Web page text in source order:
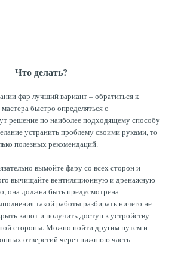
Что делать?
фар лучший вариант – обратиться к
быстро определяться с
решение по наиболее подходящему способу
устранить проблему своими руками, то
полезных рекомендаций.
вымойте фару со всех сторон и
вычищайте вентиляционную и дренажную
она должна быть предусмотрена
такой работы разбирать ничего не
капот и получить доступ к устройству
стороны. Можно пойти другим путем и
отверстий через нижнюю часть